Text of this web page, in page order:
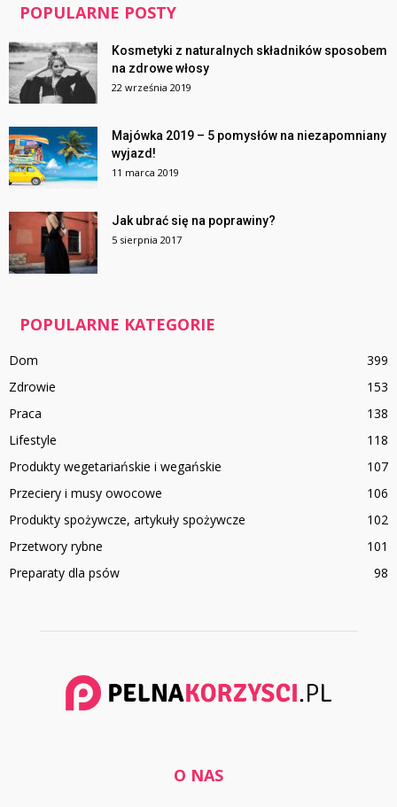
POPULARNE POSTY
Kosmetyki z naturalnych składników sposobem
na zdrowe włosy
22 września 2019
Majówka 2019 – 5 pomysłów na niezapomniany
wyjazd!
11 marca 2019
Jak ubrać się na poprawiny?
5 sierpnia 2017
POPULARNE KATEGORIE
Dom
399
Zdrowie
153
Praca
138
Lifestyle
118
Produkty wegetariańskie i wegańskie
107
Przeciery i musy owocowe
106
Produkty spożywcze, artykuły spożywcze
102
Przetwory rybne
101
Preparaty dla psów
98
O NAS